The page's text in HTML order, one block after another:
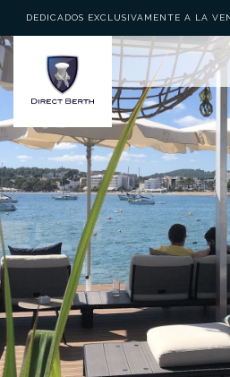
DEDICADOS EXCLUSIVAMENTE A LA